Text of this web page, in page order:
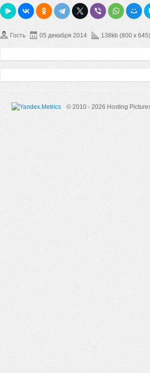
Гость 05 декабря 2014 138kb (800 x 645)
© 2010 - 2026 Hosting